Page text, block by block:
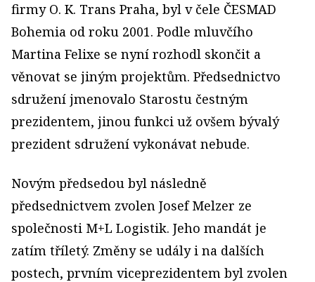
firmy O. K. Trans Praha, byl v čele ČESMAD
Bohemia od roku 2001. Podle mluvčího
Martina Felixe se nyní rozhodl skončit a
věnovat se jiným projektům. Předsednictvo
sdružení jmenovalo Starostu čestným
prezidentem, jinou funkci už ovšem bývalý
prezident sdružení vykonávat nebude.
Novým předsedou byl následně
předsednictvem zvolen Josef Melzer ze
společnosti M+L Logistik. Jeho mandát je
zatím tříletý. Změny se udály i na dalších
postech, prvním viceprezidentem byl zvolen